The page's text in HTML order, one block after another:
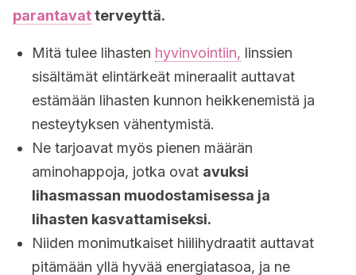
parantavatterveyttä.
Mitä tulee lihasten hyvinvointiin, linssien
sisältämät elintärkeät mineraalit auttavat
estämään lihasten kunnon heikkenemistä ja
nesteytyksen vähentymistä.
Ne tarjoavat myös pienen määrän
aminohappoja, jotka ovat avuksi
lihasmassan muodostamisessa ja
lihasten kasvattamiseksi.
Niiden monimutkaiset hiilihydraatit auttavat
pitämään yllä hyvää energiatasoa, ja ne